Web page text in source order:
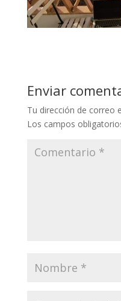
Enviar
Tu dirección de correo
Los campos